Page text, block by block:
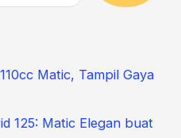
Matic, Tampil Gaya
125: Matic Elegan buat